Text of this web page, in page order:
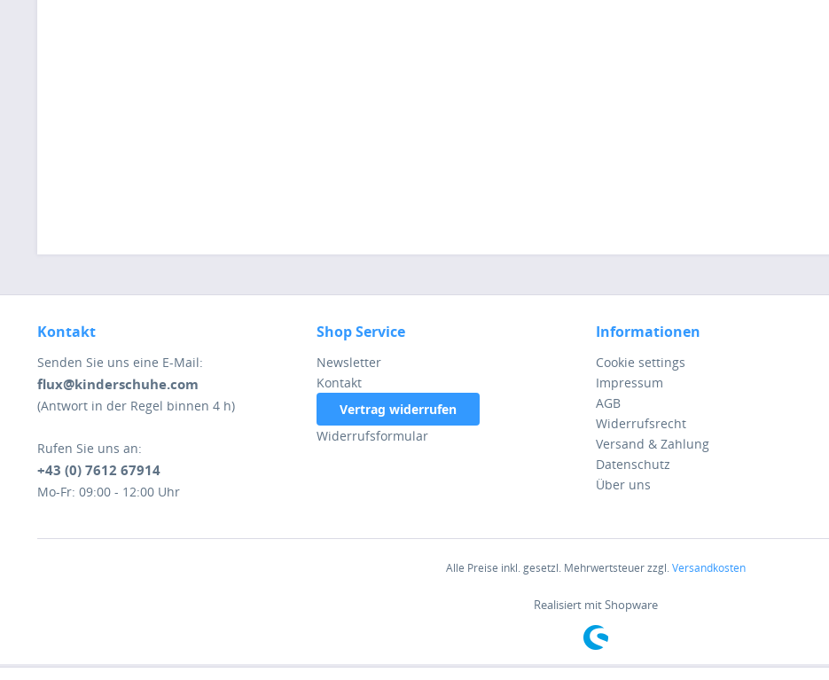
Kontakt
Senden Sie uns eine E-Mail:
flux@kinderschuhe.com
(Antwort in der Regel binnen 4 h)
Rufen Sie uns an:
+43 (0) 7612 67914
Mo-Fr: 09:00 - 12:00 Uhr
Shop Service
Newsletter
Kontakt
Vertrag widerrufen
Widerrufsformular
Informationen
Cookie settings
Impressum
AGB
Widerrufsrecht
Versand & Zahlung
Datenschutz
Über uns
Alle Preise inkl. gesetzl. Mehrwertsteuer zzgl.Versandkosten
Realisiert mit Shopware